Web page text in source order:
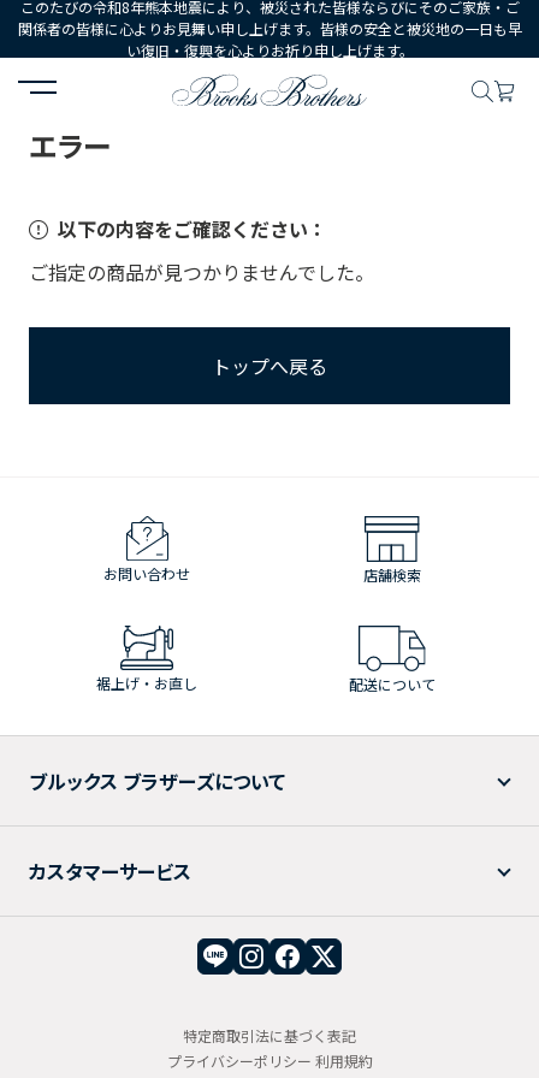
このたびの令和8年熊本地震により、被災された皆様ならびにそのご家族・ご
関係者の皆様に心よりお見舞い申し上げます。皆様の安全と被災地の一日も早
い復旧・復興を心よりお祈り申し上げます。
HOME
エラー
以下の内容をご確認ください：
ご指定の商品が見つかりませんでした。
トップへ戻る
お問い合わせ 店舗検索
裾上げ・お直し 配送について
ブルックス ブラザーズについて
カスタマーサービス
特定商取引法に基づく表記
プライバシーポリシー 利用規約